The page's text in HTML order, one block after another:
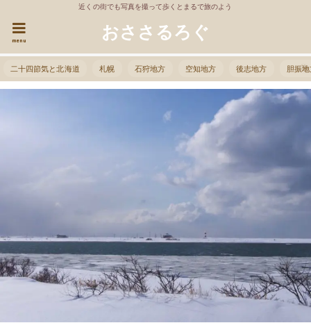
近くの街でも写真を撮って歩くとまるで旅のよう
おささるろぐ
menu
二十四節気と北海道 札幌 石狩地方 空知地方 後志地方 胆振